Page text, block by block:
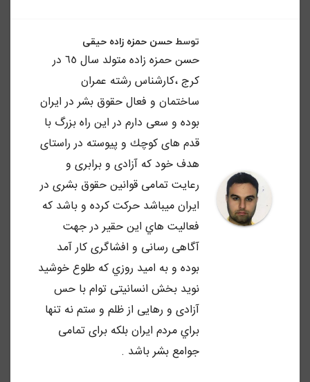
توسط حسن حمزه زاده حیقی
حسن حمزه زاده متولد سال ٦٥ در
كرج ،كارشناس رشته عمران
ساختمان و فعال حقوق بشر در ايران
بوده و سعى دارم در اين راه بزرگ با
قدم هاى كوچك و پيوسته در راستاى
هدف خود كه آزادى و برابرى و
رعايت تمامى قوانين حقوق بشرى در
ايران ميباشد حركت كرده و باشد كه
فعاليت هاي اين حقير در جهت
آگاهى رسانى و افشاگرى كار آمد
بوده و به اميد روزي كه طلوع خوشيد
نويد بخش انسانيتى توام با حس
آزادى و رهايى از ظلم و ستم نه تنها
براي مردم ايران بلكه براى تمامى
جوامع بشر باشد .